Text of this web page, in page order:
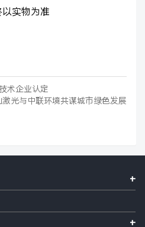
实物为准
术企业认定
激光与中联环境共谋城市绿色发展
+
+